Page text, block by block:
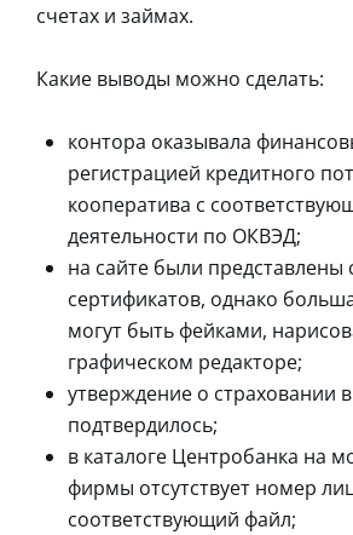
счетах и займах.
Какие выводы можно сделать:
контора оказывала
регистрацией кредитного
кооператива с
деятельности по ОКВЭД;
на сайте были представлены
сертификатов, однако
могут быть фейками,
графическом редакторе;
утверждение о страховании
подтвердилось;
в каталоге Центробанка на
фирмы отсутствует номер
соответствующий файл;